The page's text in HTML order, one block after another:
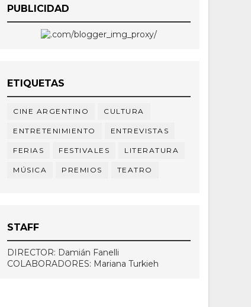
PUBLICIDAD
ETIQUETAS
CINE ARGENTINO CULTURA
ENTRETENIMIENTO ENTREVISTAS
FERIAS FESTIVALES LITERATURA
MÚSICA PREMIOS TEATRO
STAFF
DIRECTOR: Damián Fanelli
COLABORADORES: Mariana Turkieh